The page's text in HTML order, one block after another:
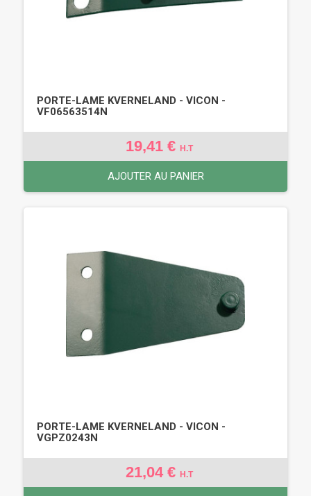
PORTE-LAME KVERNELAND - VICON -
VF06563514N
19,41 € H.T
AJOUTER AU PANIER
PORTE-LAME KVERNELAND - VICON -
VGPZ0243N
21,04 € H.T